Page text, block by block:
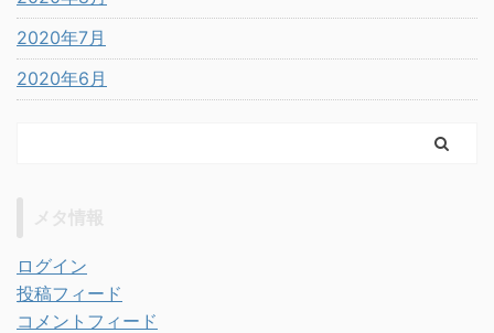
2020年7月
2020年6月
ログイン
投稿フィード
コメントフィード